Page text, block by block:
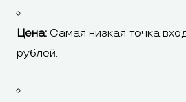
Цена: Самая низкая точка
рублей.